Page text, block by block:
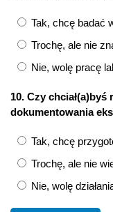
Tak, chcę badać
Trochę, ale nie
Nie, wolę pracę
10. Czy
dokumentowania
Tak, chcę
Trochę, ale nie
Nie, wolę